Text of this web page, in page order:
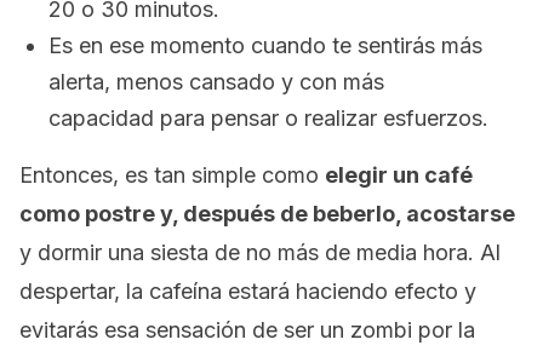
20 o 30 minutos.
Es en ese momento cuando te sentirás más
alerta, menos cansado y con más
capacidad para pensar o realizar esfuerzos.
Entonces, es tan simple como elegir un café
como postre y, después de beberlo, acostarse
y dormir una siesta de no más de media hora. Al
despertar, la cafeína estará haciendo efecto y
evitarás esa sensación de ser un zombi por la